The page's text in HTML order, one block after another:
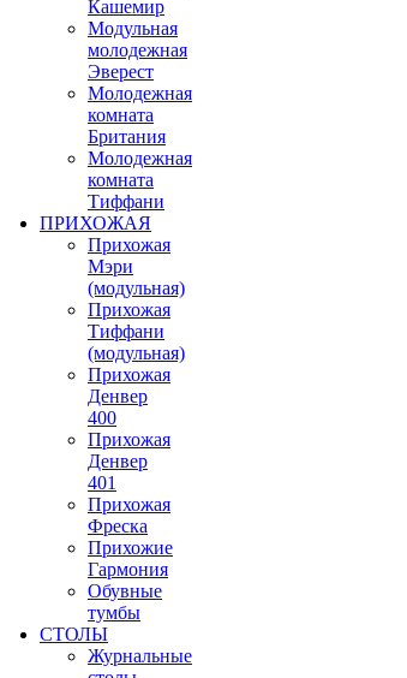
Кашемир
Модульная
молодежная
Эверест
Молодежная
комната
Британия
Молодежная
комната
Тиффани
ПРИХОЖАЯ
Прихожая
Мэри
(модульная)
Прихожая
Тиффани
(модульная)
Прихожая
Денвер
400
Прихожая
Денвер
401
Прихожая
Фреска
Прихожие
Гармония
Обувные
тумбы
СТОЛЫ
Журнальные